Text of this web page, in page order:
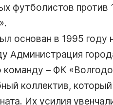
футболистов против
основан в 1995
Администрация
– ФК
коллектив,
Их усилия